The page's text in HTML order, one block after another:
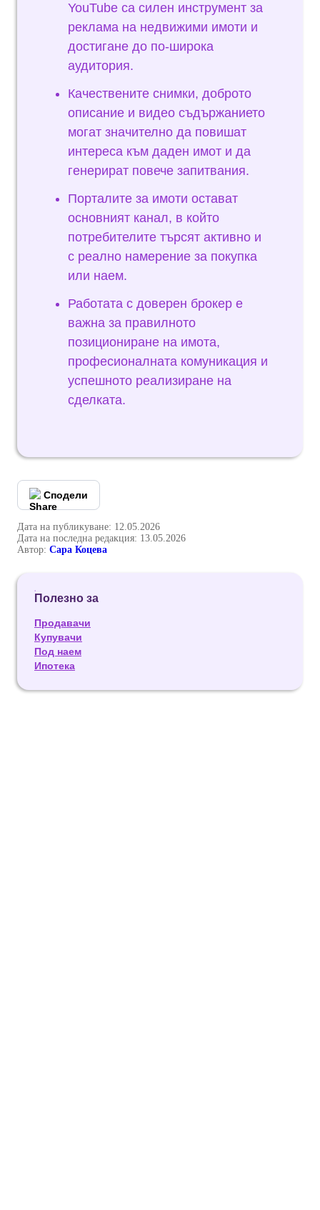
YouTube са силен инструмент за
реклама на недвижими имоти и
достигане до по-широка
аудитория.
Качествените снимки, доброто
описание и видео съдържанието
могат значително да повишат
интереса към даден имот и да
генерират повече запитвания.
Порталите за имоти остават
основният канал, в който
потребителите търсят активно и
с реално намерение за покупка
или наем.
Работата с доверен брокер е
важна за правилното
позициониране на имота,
професионалната комуникация и
успешното реализиране на
сделката.
Сподели
Дата на публикуване: 12.05.2026
Дата на последна редакция: 13.05.2026
Автор: Сара Коцева
Полезно за
Продавачи
Купувачи
Под наем
Ипотека